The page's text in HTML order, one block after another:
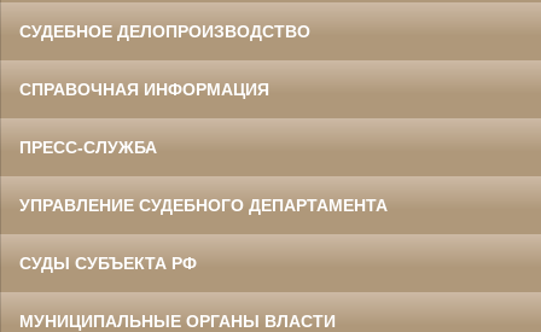
СУДЕБНОЕ ДЕЛОПРОИЗВОДСТВО
СПРАВОЧНАЯ ИНФОРМАЦИЯ
ПРЕСС-СЛУЖБА
УПРАВЛЕНИЕ СУДЕБНОГО ДЕПАРТАМЕНТА
СУДЫ СУБЪЕКТА РФ
МУНИЦИПАЛЬНЫЕ ОРГАНЫ ВЛАСТИ